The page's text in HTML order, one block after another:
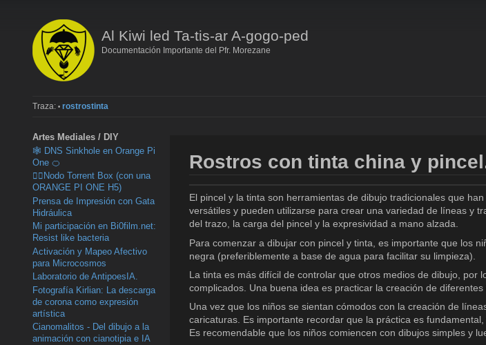
Al Kiwi led Ta-tis-ar A-gogo-ped
Documentación Importante del Pfr. Morezane
Traza: • rostrostinta
Artes Mediales / DIY
🕸️ DNS Sinkhole en Orange Pi
One 🍊
🏴‍☠️Nodo Torrent Box (con una
ORANGE PI ONE H5)
Prensa de Impresión con Gata
Hidráulica
Mi participación en Bi0film.net:
Resist like bacteria
Activación y Mapeo Afectivo
para Microcosmos
Laboratorio de AntipoesIA.
Fotografía Kirlian: La descarga
de corona como expresión
artística
Cianomalitos - Del dibujo a la
animación con cianotipia e IA
Rostros con tinta china y
El pincel y la tinta son herramientas de dibujo tradicionales que
versátiles y pueden utilizarse para crear una variedad de líneas y
del trazo, la carga del pincel y la expresividad a mano alzada.
Para comenzar a dibujar con pincel y tinta, es importante que los
negra (preferiblemente a base de agua para facilitar su limpieza).
La tinta es más difícil de controlar que otros medios de dibujo,
complicados. Una buena idea es practicar la creación de
Una vez que los niños se sientan cómodos con la creación de
caricaturas. Es importante recordar que la práctica es
Es recomendable que los niños comiencen con dibujos simples y